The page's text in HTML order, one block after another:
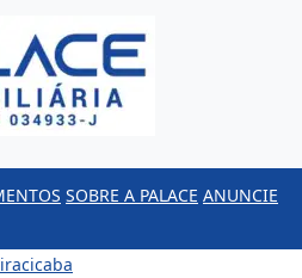
SOBRE A PALACE ANUNCIE